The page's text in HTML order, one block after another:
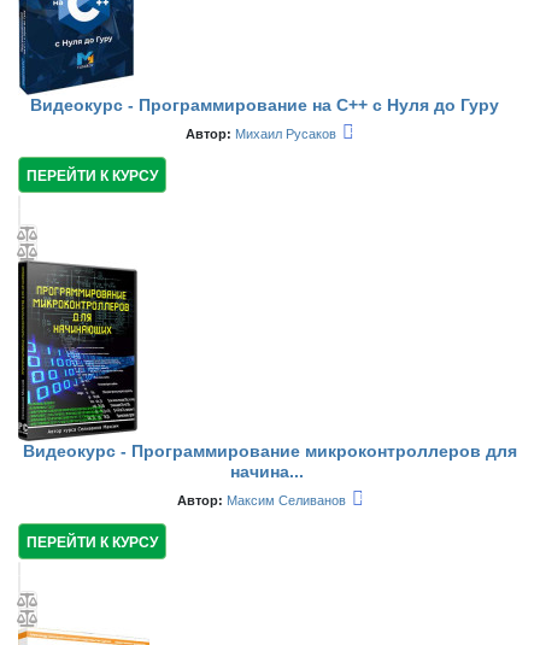
Видеокурс - Программирование на C++ с Нуля до Гуру
Автор: Михаил Русаков
ПЕРЕЙТИ К КУРСУ
Видеокурс - Программирование микроконтроллеров для
начина...
Автор: Максим Селиванов
ПЕРЕЙТИ К КУРСУ